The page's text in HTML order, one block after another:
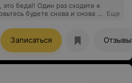
беда!! Один раз сходите к
будете снова и снова к
красивыми,
радоваться и
Еще
Записаться Отзывы